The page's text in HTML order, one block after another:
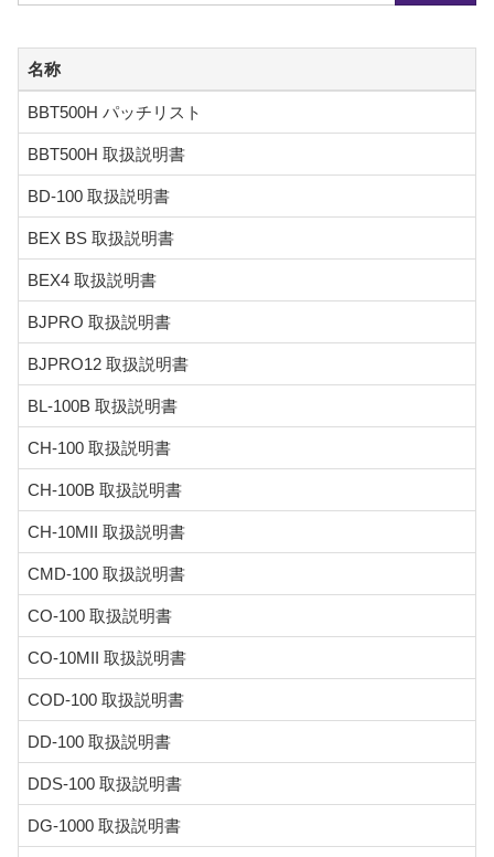
Keyword
名称
BBT500H パッチリスト
BBT500H 取扱説明書
BD-100 取扱説明書
BEX BS 取扱説明書
BEX4 取扱説明書
BJPRO 取扱説明書
BJPRO12 取扱説明書
BL-100B 取扱説明書
CH-100 取扱説明書
CH-100B 取扱説明書
CH-10MII 取扱説明書
CMD-100 取扱説明書
CO-100 取扱説明書
CO-10MII 取扱説明書
COD-100 取扱説明書
DD-100 取扱説明書
DDS-100 取扱説明書
DG-1000 取扱説明書